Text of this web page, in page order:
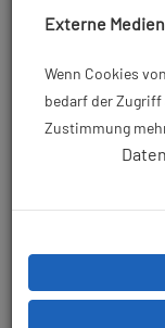
2XL
Externe Medien
Wenn Cookies
bedarf der Zugriff
Zustimmung